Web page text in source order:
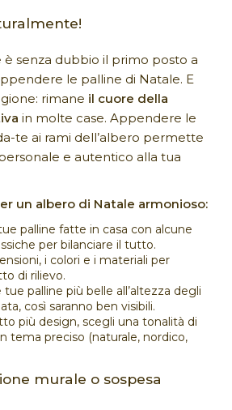
è senza dubbio il primo posto a
le palline di Natale. E
rimane il cuore della
in molte case. Appendere le
te ai rami dell’albero permette
e autentico alla tua
un albero di Natale armonioso:
palline fatte in casa con alcune
per bilanciare il tutto.
i colori e i materiali per
di rilievo.
tue palline più belle all’altezza degli
così saranno ben visibili.
più design, scegli una tonalità di
tema preciso (naturale, nordico,
murale o sospesa